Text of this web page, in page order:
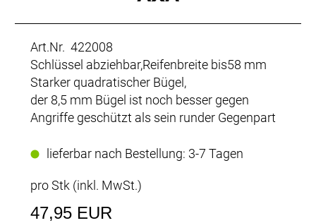
Art.Nr. 422008
Schlüssel abziehbar,Reifenbreite bis58 mm
Starker quadratischer Bügel,
der 8,5 mm Bügel ist noch besser gegen
Angriffe geschützt als sein runder Gegenpart
lieferbar nach Bestellung: 3-7 Tagen
pro Stk (inkl. MwSt.)
47,95 EUR